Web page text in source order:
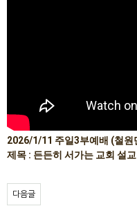
2026/1/11 주일3부예배 (철원
제목 : 든든히 서가는 교회 설
다음글